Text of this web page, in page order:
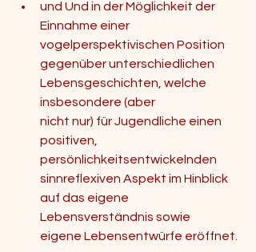
und Und in der Möglichkeit der
Einnahme einer
vogelperspektivischen Position
gegenüber unterschiedlichen
Lebensgeschichten, welche
insbesondere (aber
nicht nur) für Jugendliche einen
positiven,
persönlichkeitsentwickelnden
sinnreflexiven Aspekt im Hinblick
auf das eigene
Lebensverständnis sowie
eigene Lebensentwürfe eröffnet.